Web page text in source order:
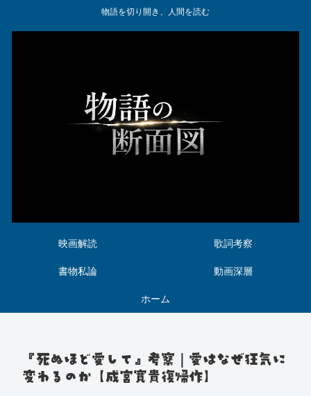
物語を切り開き、人間を読む
映画解読 歌詞考察
書物私論 動画深層
ホーム
『死ぬほど愛して』考察｜愛はなぜ狂気に
変わるのか【成宮寛貴復帰作】